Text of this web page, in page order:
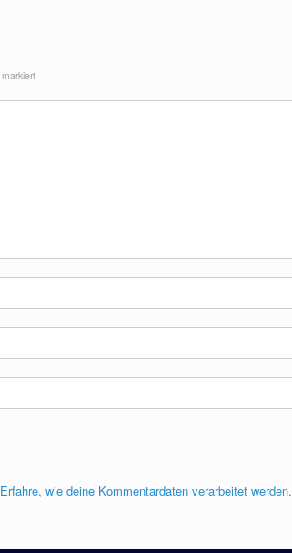
markiert
Erfahre, wie deine Kommentardaten verarbeitet werden.